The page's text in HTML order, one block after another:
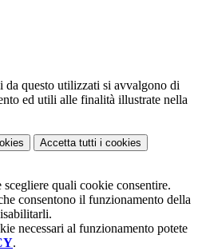
da questo utilizzati si avvalgono di
ed utili alle finalità illustrate nella
Accetta tutti i cookies
scegliere quali cookie consentire.
consentono il funzionamento della
necessari al funzionamento potete
.